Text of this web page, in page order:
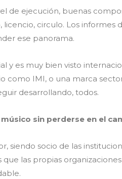
de ejecución, buenas
circulo. Los informes
ese panorama.
y es muy bien visto
como IMI, o una marca
desarrollando, todos.
sin perderse en el
siendo socio de las
las propias